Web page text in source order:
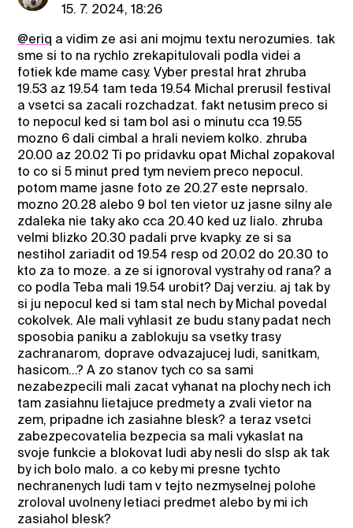
15. 7. 2024, 18:26
@eriq a vidim ze asi ani mojmu textu nerozumies. tak
sme si to na rychlo zrekapitulovali podla videi a
fotiek kde mame casy. Vyber prestal hrat zhruba
19.53 az 19.54 tam teda 19.54 Michal prerusil festival
a vsetci sa zacali rozchadzat. fakt netusim preco si
to nepocul ked si tam bol asi o minutu cca 19.55
mozno 6 dali cimbal a hrali neviem kolko. zhruba
20.00 az 20.02 Ti po pridavku opat Michal zopakoval
to co si 5 minut pred tym neviem preco nepocul.
potom mame jasne foto ze 20.27 este neprsalo.
mozno 20.28 alebo 9 bol ten vietor uz jasne silny ale
zdaleka nie taky ako cca 20.40 ked uz lialo. zhruba
velmi blizko 20.30 padali prve kvapky. ze si sa
nestihol zariadit od 19.54 resp od 20.02 do 20.30 to
kto za to moze. a ze si ignoroval vystrahy od rana? a
co podla Teba mali 19.54 urobit? Daj verziu. aj tak by
si ju nepocul ked si tam stal nech by Michal povedal
cokolvek. Ale mali vyhlasit ze budu stany padat nech
sposobia paniku a zablokuju sa vsetky trasy
zachranarom, doprave odvazajucej ludi, sanitkam,
hasicom...? A zo stanov tych co sa sami
nezabezpecili mali zacat vyhanat na plochy nech ich
tam zasiahnu lietajuce predmety a zvali vietor na
zem, pripadne ich zasiahne blesk? a teraz vsetci
zabezpecovatelia bezpecia sa mali vykaslat na
svoje funkcie a blokovat ludi aby nesli do slsp ak tak
by ich bolo malo. a co keby mi presne tychto
nechranenych ludi tam v tejto nezmyselnej polohe
zroloval uvolneny letiaci predmet alebo by mi ich
zasiahol blesk?